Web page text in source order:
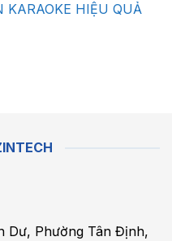
KARAOKE HIỆU QUẢ
Dư, Phường Tân Định,